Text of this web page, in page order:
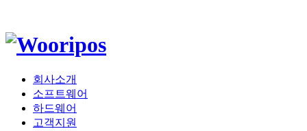
회사소개
소프트웨어
하드웨어
고객지원